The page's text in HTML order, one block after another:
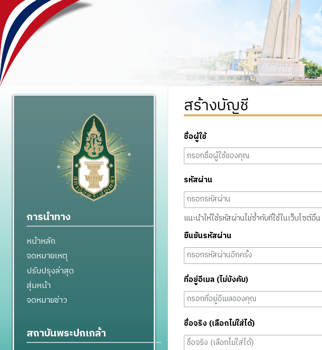
สร้างบัญชี
ชื่อผู้ใช้
รหัสผ่าน
แนะนำให้ใช้รหัสผ่านไม่ซ้ำกับที่ใช้ในเว็บไซต์อื่น
ยืนยันรหัสผ่าน
ที่อยู่อีเมล (ไม่บังคับ)
ชื่อจริง (เลือกไม่ใส่ได้)
การนำทาง
หน้าหลัก
จดหมายเหตุ
ปรับปรุงล่าสุด
สุ่มหน้า
จดหมายข่าว
สถาบันพระปกเกล้า